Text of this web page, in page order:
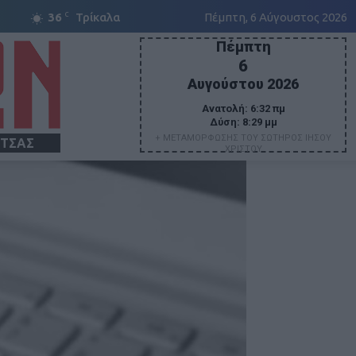
36 C Τρίκαλα Πέμπτη, 6 Αύγουστος 2026
Πέμπτη
6
Αυγούστου 2026
Ανατολή: 6:32 πμ
Δύση: 8:29 μμ
+ ΜΕΤΑΜΟΡΦΩΣΗΣ ΤΟΥ ΣΩΤΗΡΟΣ ΙΗΣΟΥ
ΧΡΙΣΤΟΥ